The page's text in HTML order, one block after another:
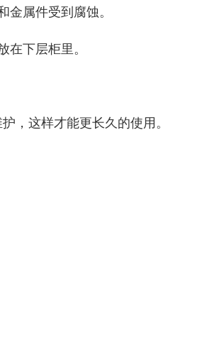
属件受到腐蚀。
下层柜里。
，这样才能更长久的使用。